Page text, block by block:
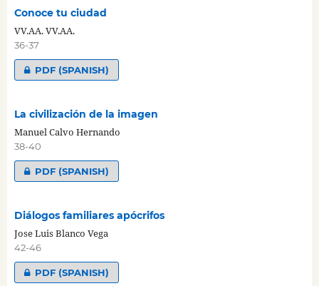
Conoce tu ciudad
VV.AA. VV.AA.
36-37
PDF (SPANISH)
La civilización de la imagen
Manuel Calvo Hernando
38-40
PDF (SPANISH)
Diálogos familiares apócrifos
Jose Luis Blanco Vega
42-46
PDF (SPANISH)